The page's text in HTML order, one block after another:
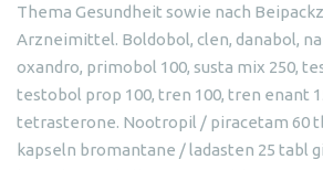
Thema Gesundheit sowie nach
Arzneimittel. Boldobol, clen, danabol,
oxandro, primobol 100, susta mix 250,
testobol prop 100, tren 100, tren enant
tetrasterone. Nootropil / piracetam 60
kapseln bromantane / ladasten 25 tabl